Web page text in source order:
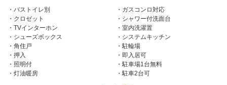
バストイレ別
ガスコンロ対応
クロゼット
シャワー付洗面台
TVインターホン
室内洗濯置
シューズボックス
システムキッチン
角住戸
駐輪場
押入
即入居可
照明付
駐車場1台無料
灯油暖房
駐車2台可